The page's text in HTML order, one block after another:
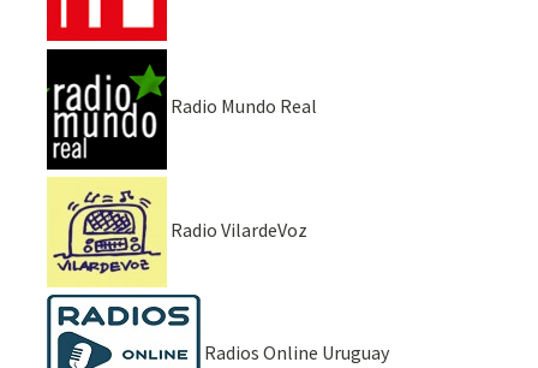
Radio Mundo Real
Radio VilardeVoz
Radios Online Uruguay